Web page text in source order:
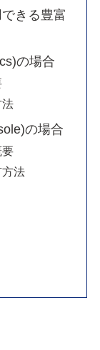
きる豊富
の場合
法
の場合
要
法